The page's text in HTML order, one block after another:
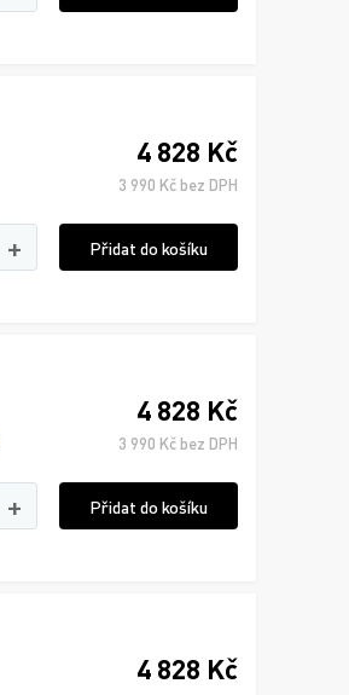
4 828 Kč
3 990 Kč bez DPH
+ Přidat do košíku
4 828 Kč
3 990 Kč bez DPH
+ Přidat do košíku
4 828 Kč